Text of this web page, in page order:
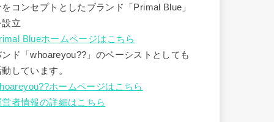
をコンセプトとしたブランド「Primal Blue」
設立
Blueホームページはこちら
ンド「whoareyou??」のベーシストとしても
しています。
ホームページはこちら
営者情報の詳細はこちら